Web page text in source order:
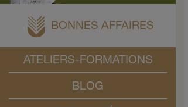
BONNES AFFAIRES
ATELIERS-FORMATIONS
BLOG